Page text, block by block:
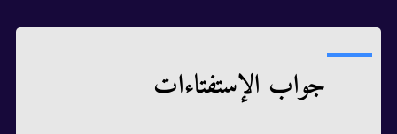
جواب الإستفتاءات